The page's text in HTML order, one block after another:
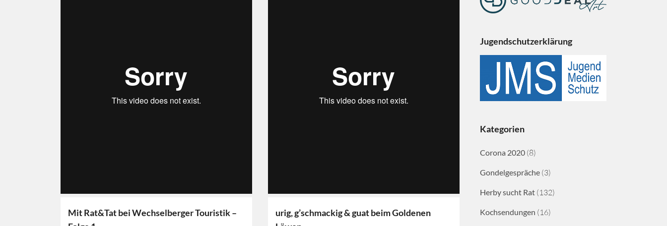
Mit Rat&Tat bei Wechselberger Touristik –
urig, g’schmackig & guat beim Goldenen
Jugendschutzerklärung
Kategorien
Corona 2020 (8)
Gondelgespräche (3)
Herby sucht Rat (132)
Kochsendungen (16)